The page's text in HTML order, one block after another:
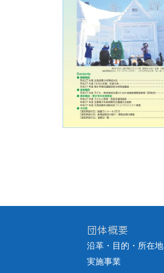
団体概要
沿革・目的・所在地
実施事業